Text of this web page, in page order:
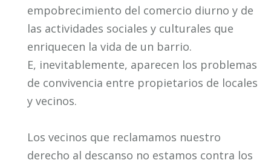
empobrecimiento del comercio diurno y de
las actividades sociales y culturales que
enriquecen la vida de un barrio.
E, inevitablemente, aparecen los problemas
de convivencia entre propietarios de locales
y vecinos.
Los vecinos que reclamamos nuestro
derecho al descanso no estamos contra los